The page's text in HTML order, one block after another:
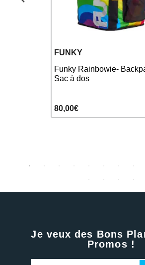
FUNKY
Funky Rainbowie-
Sac à dos
80,00€
Je veux des Bons
Promos !